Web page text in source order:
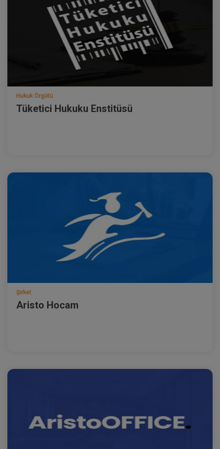
Hukuk Örgütü
Tüketici Hukuku Enstitüsü
Şirket
Aristo Hocam